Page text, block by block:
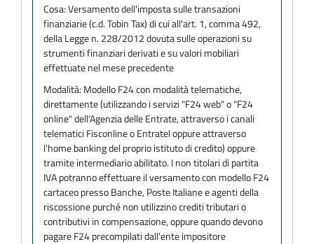
Cosa:Versamento dell'imposta sulle transazioni
finanziarie (c.d. Tobin Tax) di cui all'art. 1, comma 492,
della Legge n. 228/2012 dovuta sulle operazioni su
strumenti finanziari derivati e su valori mobiliari
effettuate nel mese precedente
Modalità: Modello F24 con modalità telematiche,
direttamente (utilizzando i servizi "F24 web" o "F24
online" dell'Agenzia delle Entrate, attraverso i canali
telematici Fisconline o Entratel oppure attraverso
l'home banking del proprio istituto di credito) oppure
tramite intermediario abilitato. I non titolari di partita
IVA potranno effettuare il versamento con modello F24
cartaceo presso Banche, Poste Italiane e agenti della
riscossione purché non utilizzino crediti tributari o
contributivi in compensazione, oppure quando devono
pagare F24 precompilati dall'ente impositore